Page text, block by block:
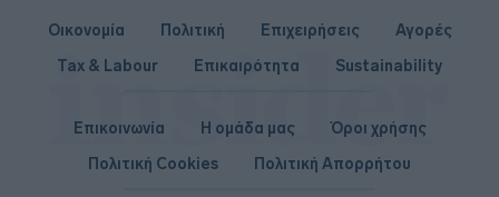
Οικονομία Πολιτική Επιχειρήσεις
Αγορές
Tax & Labour
Επικαιρότητα Sustainability
Επικοινωνία Η ομάδα μας
Όροι χρήσης
Πολιτική Cookies
Πολιτική Απορρήτου